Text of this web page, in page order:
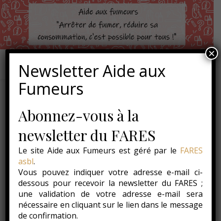
Newsletter Aide aux
Fumeurs
Abonnez-vous à la
newsletter du FARES
Le site Aide aux Fumeurs est géré par le FARES
asbl.
Vous pouvez indiquer votre adresse e-mail ci-
dessous pour recevoir la newsletter du FARES ;
une validation de votre adresse e-mail sera
nécessaire en cliquant sur le lien dans le message
de confirmation.
×